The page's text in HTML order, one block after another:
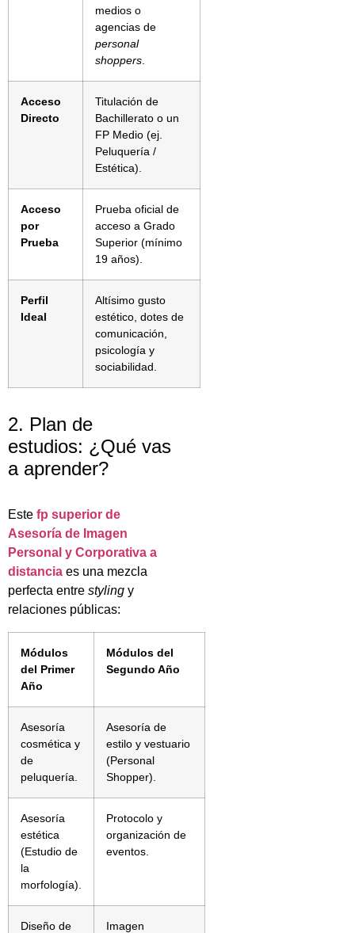
medios o
agencias de
personal
shoppers
Acceso
Directo
Titulación de
Bachillerato o un
FP Medio (ej.
Peluquería /
Estética).
Acceso
por
Prueba
Prueba oficial de
acceso a Grado
Superior (mínimo
19 años).
Perfil
Ideal
Altísimo gusto
estético, dotes de
comunicación,
psicología y
sociabilidad.
2. Plan de
estudios: ¿Qué vas
a aprender?
Este fp superior de
Asesoría de Imagen
Personal y Corporativa a
distancia es una mezcla
perfecta entre styling y
relaciones públicas:
Módulos
del Primer
Año
Módulos del
Segundo Año
Asesoría
cosmética y
de
peluquería.
Asesoría de
estilo y vestuario
(Personal
Shopper).
Asesoría
estética
(Estudio de
la
morfología).
Protocolo y
organización de
eventos.
Diseño de
Imagen